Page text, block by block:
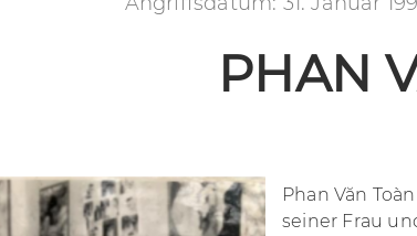
PHAN
Phan Văn
seiner Frau